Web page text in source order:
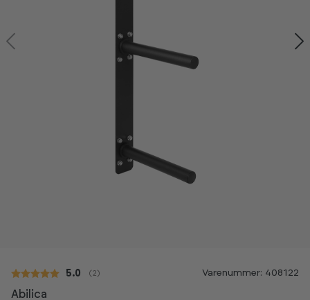
Gennemsnitlig vurdering:
5.0 ( stemmer:
2 ) Varenummer: 408122
Abilica